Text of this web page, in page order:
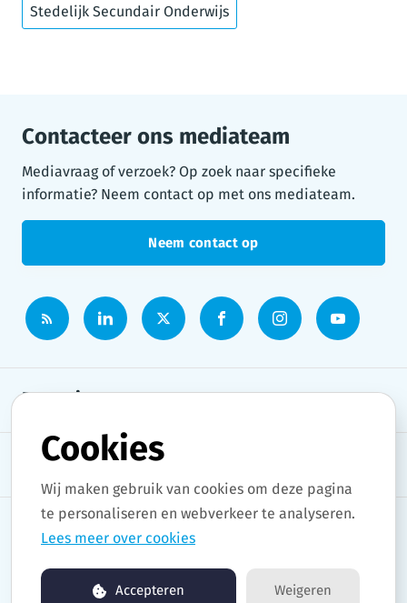
Stedelijk Secundair Onderwijs
Contacteer ons mediateam
Mediavraag of verzoek? Op zoek naar specifieke
informatie? Neem contact op met ons mediateam.
Neem contact op
Persruimte
Onderwerpen
Copyright © 2026 Stad Gent. All rights reserved.
Cookies
Wij maken gebruik van cookies om deze pagina
te personaliseren en webverkeer te analyseren.
Lees meer over cookies
Accepteren Weigeren